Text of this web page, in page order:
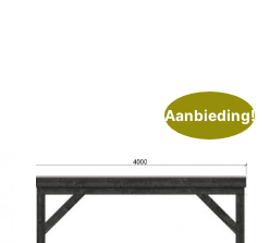
Aanbieding!